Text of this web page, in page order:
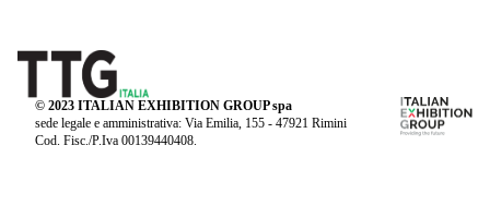
© 2023 ITALIAN EXHIBITION GROUP spa
sede legale e amministrativa: Via Emilia, 155 - 47921 Rimini
Cod. Fisc./P.Iva 00139440408.